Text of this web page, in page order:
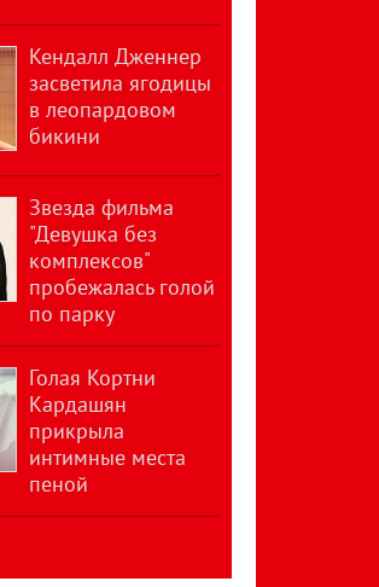
Кендалл Дженнер
засветила ягодицы
в леопардовом
бикини
Звезда фильма
"Девушка без
комплексов"
пробежалась голой
по парку
Голая Кортни
Кардашян
прикрыла
интимные места
пеной